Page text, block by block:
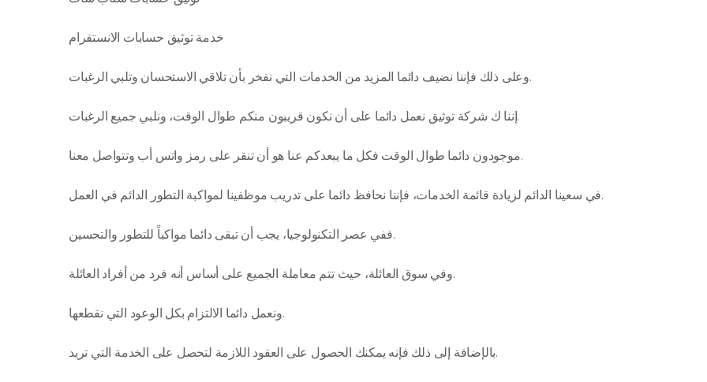
خدمة توثيق حسابات الانستقرام
وعلى ذلك فإننا نضيف دائما المزيد من الخدمات التي نفخر بأن تلاقي الاستحسان وتلبي الرغبات.
إننا ك شركة توثيق نعمل دائما على أن نكون قريبون منكم طوال الوقت، ونلبي جميع الرغبات.
موجودون دائما طوال الوقت فكل ما يبعدكم عنا هو أن تنقر على رمز واتس أب وتتواصل معنا.
في سعينا الدائم لزيادة قائمة الخدمات، فإننا نحافظ دائما على تدريب موظفينا لمواكبة التطور الدائم في العمل.
ففي عصر التكنولوجيا، يجب أن تبقى دائما مواكباً للتطور والتحسين.
وفي سوق العائلة، حيث تتم معاملة الجميع على أساس أنه فرد من أفراد العائلة.
ونعمل دائما الالتزام بكل الوعود التي نقطعها.
بالإضافة إلى ذلك فإنه يمكنك الحصول على العقود اللازمة لتحصل على الخدمة التي تريد.